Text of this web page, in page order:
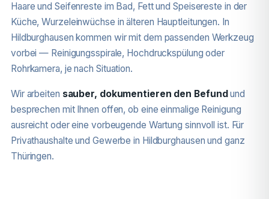
Haare und Seifenreste im Bad, Fett und Speisereste in der
Küche, Wurzeleinwüchse in älteren Hauptleitungen. In
Hildburghausen kommen wir mit dem passenden Werkzeug
vorbei — Reinigungsspirale, Hochdruckspülung oder
Rohrkamera, je nach Situation.
Wir arbeiten sauber, dokumentieren den Befundund
besprechen mit Ihnen offen, ob eine einmalige Reinigung
ausreicht oder eine vorbeugende Wartung sinnvoll ist. Für
Privathaushalte und Gewerbe in Hildburghausen und ganz
Thüringen.